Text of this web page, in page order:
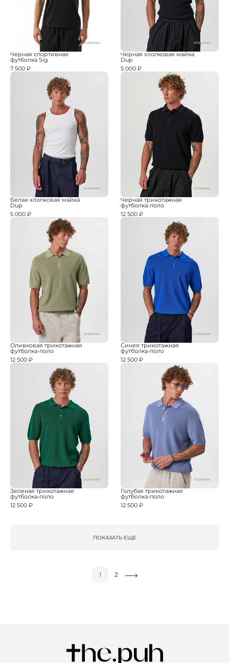
НОВИНКА
Черная спортивная
футболка Sig
7 500 ₽
НОВИНКА
Черная хлопковая майка
Dup
5 000 ₽
НОВИНКА
Белая хлопковая майка
Dup
5 000 ₽
НОВИНКА
Черная трикотажная
футболка-поло
12 500 ₽
НОВИНКА
Оливковая трикотажная
футболка-поло
12 500 ₽
НОВИНКА
Синяя трикотажная
футболка-поло
12 500 ₽
НОВИНКА
Зеленая трикотажная
футболка-поло
12 500 ₽
НОВИНКА
Голубая трикотажная
футболка-поло
12 500 ₽
ПОКАЗАТЬ ЕЩЕ
1 2